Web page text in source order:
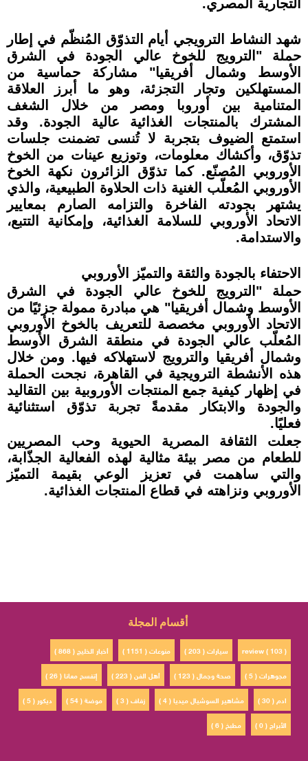
التجارية المصري.
شهد النشاط الترويجي أيام التذوّق المُنظّم في إطار
حملة "الترويج للخوخ عالي الجودة في الشرق
الأوسط وشمال أفريقيا" مشاركة حماسية من
المستهلكين وتجار التجزئة، وهو ما أبرز العلاقة
المتنامية بين أوروبا ومصر من خلال الشغف
المشترك بالمنتجات الغذائية عالية الجودة. وقد
استمتع الضيوف بتجربة لا تُنسى تضمنت جلسات
تذوّق، وأكشاك معلومات، وتوزيع عينات من الخوخ
الأوروبي المُصنّع. كما تذوّق الزائرون نكهة الخوخ
الأوروبي المُعلّب الغنية ذات الحلاوة الطبيعية، والذي
يشتهر بجودته الفاخرة والتزامه الصارم بمعايير
الاتحاد الأوروبي للسلامة الغذائية، وإمكانية التتبع،
والاستدامة.
الاحتفاء بالجودة والثقة والتميّز الأوروبي
حملة "الترويج للخوخ عالي الجودة في الشرق
الأوسط وشمال أفريقيا" هي مبادرة ممولة جزئيًا من
الاتحاد الأوروبي مخصصة للتعريف بالخوخ الأوروبي
المُعلّب عالي الجودة في منطقة الشرق الأوسط
وشمال أفريقيا والترويج لاستهلاكه فيها. ومن خلال
هذه الأنشطة الترويجية في القاهرة، نجحت الحملة
في إظهار كيفية جمع المنتجات الأوروبية بين التقاليد
والجودة والابتكار مقدمةً تجربة تذوّق استثنائية
فعليًا.
جعلت الثقافة المصرية الحيوية وحب المصريين
للطعام من مصر بيئة مثالية لهذه الفعالية الجذّابة،
والتي ساهمت في تعزيز الوعي بقيمة التميّز
الأوروبي ونزاهته في قطاع المنتجات الغذائية.
أقسام المجلة
أخبار الخليج ( 868 ) منوعات ( 1151 ) سيارات ( 203 )
review ( 103 )
إتفسح معانا ( 26 )
أهل الفن ( 223 ) صحة وجمال ( 123 )
مجوهرات ( 5 )
ديكور ( 5 )
موضة ( 54 ) زفاف ( 3 ) مشاهير السوشيال ميديا ( 4 )
ادم ( 30 )
مطبخ ( 6 )
الأبراج ( 0 )